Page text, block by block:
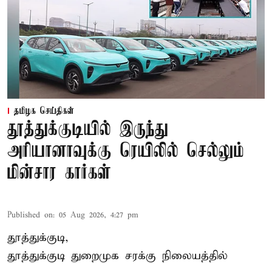
தமிழக செய்திகள்
தூத்துக்குடியில் இருந்து
அரியானாவுக்கு ரெயிலில் செல்லும்
மின்சார கார்கள்
Published on: 05 Aug 2026, 4:27 pm
தூத்துக்குடி,
தூத்துக்குடி துறைமுக சரக்கு நிலையத்தில்